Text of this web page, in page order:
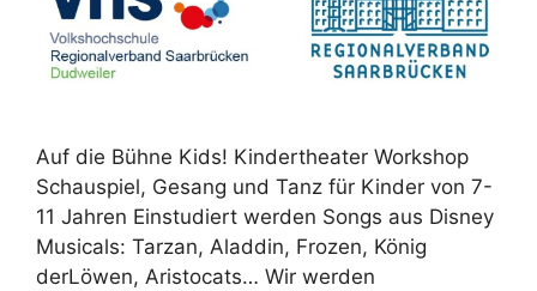
Auf die Bühne Kids! Kindertheater Workshop
Schauspiel, Gesang und Tanz für Kinder von 7-
11 Jahren Einstudiert werden Songs aus Disney
Musicals: Tarzan, Aladdin, Frozen, König
derLöwen, Aristocats… Wir werden